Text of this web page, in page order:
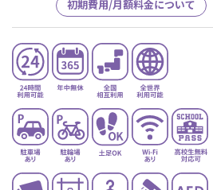
初期費用/月額料金について